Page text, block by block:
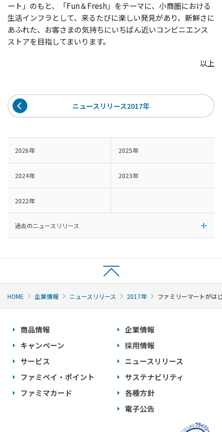
ート」のもと、「Fun＆Fresh」をテーマに、小商圏における
生活インフラとして、来るたびに楽しい発見があり、新鮮さに
あふれた、お客さまの気持ちにいちばん近いコンビニエンス
ストアを目指してまいります。
以上
ニュースリリース2017年
2026年 2025年
2024年 2023年
2022年
過去のニュースリリース
HOME 企業情報 ニュースリリース 2017年 ファミリーマートがは
商品情報
キャンペーン
サービス
ファミペイ・ポイント
ファミマカード
企業情報
採用情報
ニュースリリース
サステナビリティ
各種方針
電子公告